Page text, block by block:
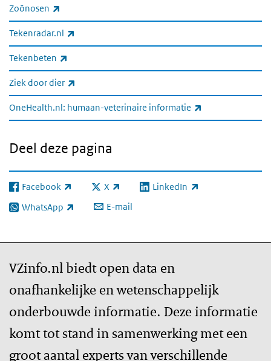
Zoönosen
Tekenradar.nl
Tekenbeten
Ziek door dier
OneHealth.nl: humaan-veterinaire informatie
Deel deze pagina
Facebook
(externe link) X
(externe link) LinkedIn
(externe link)
WhatsApp
(externe link) E-mail
VZinfo.nl biedt open data en
onafhankelijke en wetenschappelijk
onderbouwde informatie. Deze informatie
komt tot stand in samenwerking met een
groot aantal experts van verschillende